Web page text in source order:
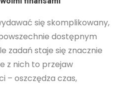
się skomplikowany,
dostępnym
zadań staje się znacznie
z nich to przejaw
– oszczędza czas,